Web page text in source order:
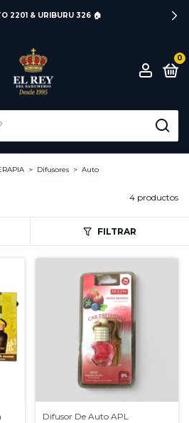
2201 & URIBURU 326 🏠
0
> Difusores > Auto
4 productos
FILTRAR
Difusor De Auto APL